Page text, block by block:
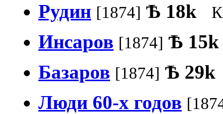
Рудин [1874] Ѣ 18k
Инсаров [1874] Ѣ 15k
Базаров [1874] Ѣ 29k
Люди 60-х годов